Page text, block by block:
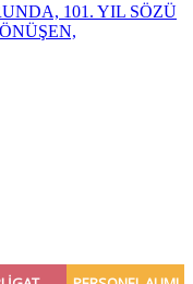
101. YIL SÖZÜ